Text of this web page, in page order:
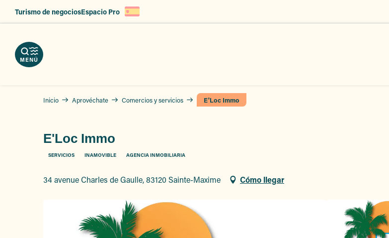
principal
Turismo de negociosEspacio Pro
MENÚ
Inicio Aprovéchate Comercios y servicios E'Loc Immo
E'Loc Immo
SERVICIOS INAMOVIBLE AGENCIA INMOBILIARIA
34 avenue Charles de Gaulle, 83120 Sainte-Maxime Cómo llegar